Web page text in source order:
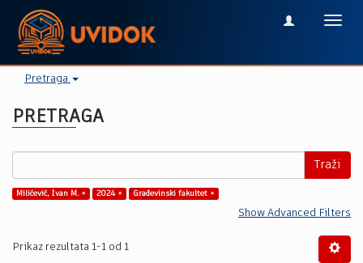
Pretraga
PRETRAGA
Traži
Milićević, Ivan M. × 2024 × Građevinski fakultet ×
Show Advanced Filters
Prikaz rezultata 1-1 od 1